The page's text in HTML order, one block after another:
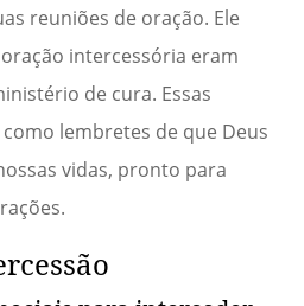
reuniões de oração. Ele
intercessória eram
de cura. Essas
lembretes de que Deus
vidas, pronto para